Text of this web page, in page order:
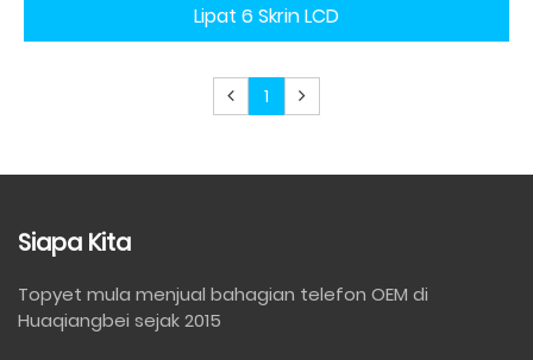
Lipat 6 Skrin LCD
1
Siapa Kita
Topyet mula menjual bahagian telefon OEM di
Huaqiangbei sejak 2015